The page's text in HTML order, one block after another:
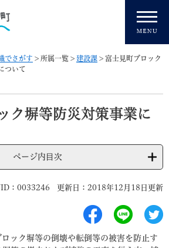
でさがす > 所属一覧 > 建設課 > 富士見町ブロック
ついて
ク塀等防災対策事業に
ページ内目次
ID：0033246 更新日：2018年12月18日更新
ック塀等の倒壊や転倒等の被害を防止す